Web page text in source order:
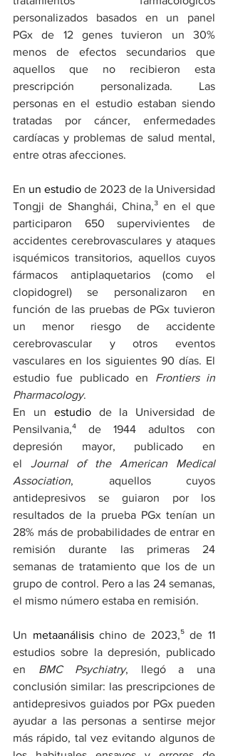
personalizados basados en un panel
PGx de 12 genes tuvieron un 30%
menos de efectos secundarios que
aquellos que no recibieron esta
prescripción personalizada. Las
personas en el estudio estaban siendo
tratadas por cáncer, enfermedades
cardíacas y problemas de salud mental,
entre otras afecciones.
En un estudio de 2023 de la Universidad
Tongji de Shanghái, China,³ en el que
participaron 650 supervivientes de
accidentes cerebrovasculares y ataques
isquémicos transitorios, aquellos cuyos
fármacos antiplaquetarios (como el
clopidogrel) se personalizaron en
función de las pruebas de PGx tuvieron
un menor riesgo de accidente
cerebrovascular y otros eventos
vasculares en los siguientes 90 días. El
estudio fue publicado en Frontiers in
Pharmacology.
En un estudio de la Universidad de
Pensilvania,⁴ de 1944 adultos con
depresión mayor, publicado en
el Journal of the American Medical
Association, aquellos cuyos
antidepresivos se guiaron por los
resultados de la prueba PGx tenían un
28% más de probabilidades de entrar en
remisión durante las primeras 24
semanas de tratamiento que los de un
grupo de control. Pero a las 24 semanas,
el mismo número estaba en remisión.
Un metaanálisis chino de 2023,⁵ de 11
estudios sobre la depresión, publicado
en BMC Psychiatry, llegó a una
conclusión similar: las prescripciones de
antidepresivos guiados por PGx pueden
ayudar a las personas a sentirse mejor
más rápido, tal vez evitando algunos de